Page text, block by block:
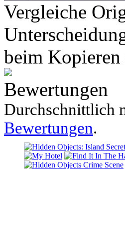
Vergleiche
beim
Bewertungen
Durchschnittlich
Bewertungen.